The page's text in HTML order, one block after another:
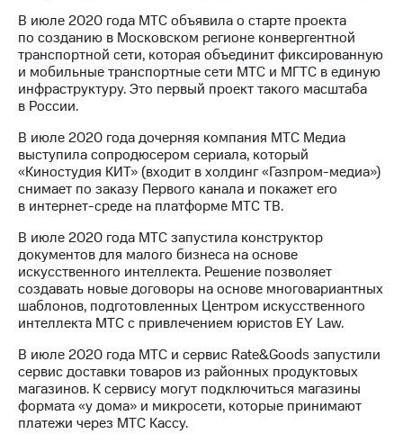
В июле 2020 года МТС объявила о старте проекта
по созданию в Московском регионе конвергентной
транспортной сети, которая объединит фиксированную
и мобильные транспортные сети МТС и МГТС в единую
инфраструктуру. Это первый проект такого масштаба
в России.
В июле 2020 года дочерняя компания МТС Медиа
выступила сопродюсером сериала, который
«Киностудия КИТ» (входит в холдинг «Газпром-медиа»)
снимает по заказу Первого канала и покажет его
в интернет-среде на платформе МТС ТВ.
В июле 2020 года МТС запустила конструктор
документов для малого бизнеса на основе
искусственного интеллекта. Решение позволяет
создавать новые договоры на основе многовариантных
шаблонов, подготовленных Центром искусственного
интеллекта МТС с привлечением юристов EY Law.
В июле 2020 года МТС и сервис Rate&Goods запустили
сервис доставки товаров из районных продуктовых
магазинов. К сервису могут подключиться магазины
формата «у дома» и микросети, которые принимают
платежи через МТС Кассу.